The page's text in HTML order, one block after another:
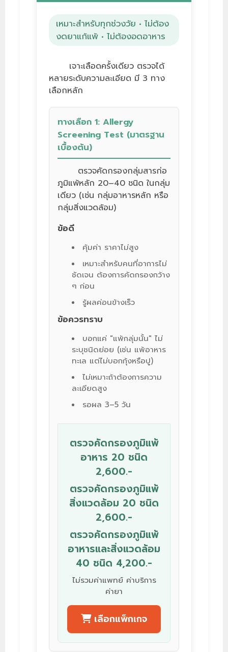
เหมาะสำหรับทุกช่วงวัย • ไม่ต้อง
งดยาแก้แพ้ • ไม่ต้องอดอาหาร
เจาะเลือดครั้งเดียว ตรวจได้
หลายระดับความละเอียด มี 3 ทาง
เลือกหลัก
ทางเลือก 1: Allergy
Screening Test (มาตรฐาน
เบื้องต้น)
ตรวจคัดกรองกลุ่มสารก่อ
ภูมิแพ้หลัก 20–40 ชนิด ในกลุ่ม
เดียว (เช่น กลุ่มอาหารหลัก หรือ
กลุ่มสิ่งแวดล้อม)
ข้อดี
คุ้มค่า ราคาไม่สูง
เหมาะสำหรับคนที่อาการไม่
ชัดเจน ต้องการคัดกรองกว้าง
ๆ ก่อน
รู้ผลค่อนข้างเร็ว
ข้อควรทราบ
บอกแค่ "แพ้กลุ่มนั้น" ไม่
ระบุชนิดย่อย (เช่น แพ้อาหาร
ทะเล แต่ไม่บอกกุ้งหรือปู)
ไม่เหมาะถ้าต้องการความ
ละเอียดสูง
รอผล 3–5 วัน
ตรวจคัดกรองภูมิแพ้
อาหาร 20 ชนิด
2,600.-
ตรวจคัดกรองภูมิแพ้
สิ่งแวดล้อม 20 ชนิด
2,600.-
ตรวจคัดกรองภูมิแพ้
อาหารและสิ่งแวดล้อม
40 ชนิด 4,200.-
ไม่รวมค่าแพทย์ ค่าบริการ
ค่ายา
เลือกแพ็กเกจ